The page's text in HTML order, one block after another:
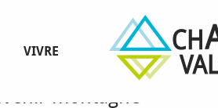
VIVRE
montagne"